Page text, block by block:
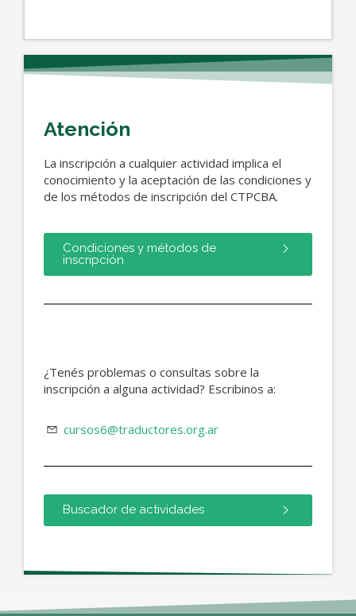
Atención
La inscripción a cualquier actividad implica el
conocimiento y la aceptación de las condiciones y
de los métodos de inscripción del CTPCBA.
Condiciones y métodos de
inscripción
¿Tenés problemas o consultas sobre la
inscripción a alguna actividad? Escribinos a:
cursos6@traductores.org.ar
Buscador de actividades